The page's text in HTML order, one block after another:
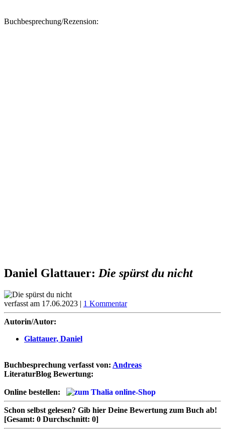
Buchbesprechung/Rezension:
Daniel Glattauer: Die spürst du nicht
verfasst am 17.06.2023 | 1 Kommentar
Autorin/Autor:
Glattauer, Daniel
Buchbesprechung verfasst von: Andreas
LiteraturBlog Bewertung:
Online bestellen:
Schon selbst gelesen? Gib hier Deine Bewertung zum Buch ab!
[Gesamt: 0 Durchschnitt: 0]